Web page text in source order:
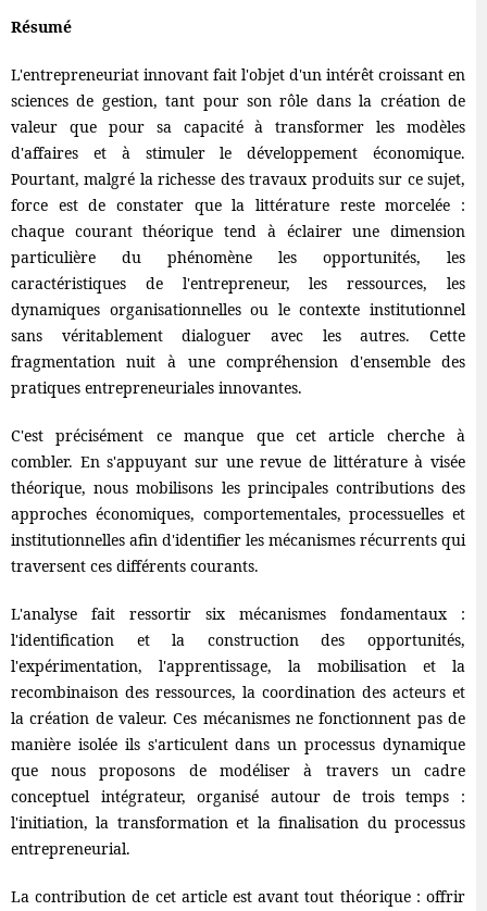
Résumé
L'entrepreneuriat innovant fait l'objet d'un intérêt croissant en
sciences de gestion, tant pour son rôle dans la création de
valeur que pour sa capacité à transformer les modèles
d'affaires et à stimuler le développement économique.
Pourtant, malgré la richesse des travaux produits sur ce sujet,
force est de constater que la littérature reste morcelée :
chaque courant théorique tend à éclairer une dimension
particulière du phénomène les opportunités, les
caractéristiques de l'entrepreneur, les ressources, les
dynamiques organisationnelles ou le contexte institutionnel
sans véritablement dialoguer avec les autres. Cette
fragmentation nuit à une compréhension d'ensemble des
pratiques entrepreneuriales innovantes.
C'est précisément ce manque que cet article cherche à
combler. En s'appuyant sur une revue de littérature à visée
théorique, nous mobilisons les principales contributions des
approches économiques, comportementales, processuelles et
institutionnelles afin d'identifier les mécanismes récurrents qui
traversent ces différents courants.
L'analyse fait ressortir six mécanismes fondamentaux :
l'identification et la construction des opportunités,
l'expérimentation, l'apprentissage, la mobilisation et la
recombinaison des ressources, la coordination des acteurs et
la création de valeur. Ces mécanismes ne fonctionnent pas de
manière isolée ils s'articulent dans un processus dynamique
que nous proposons de modéliser à travers un cadre
conceptuel intégrateur, organisé autour de trois temps :
l'initiation, la transformation et la finalisation du processus
entrepreneurial.
La contribution de cet article est avant tout théorique : offrir